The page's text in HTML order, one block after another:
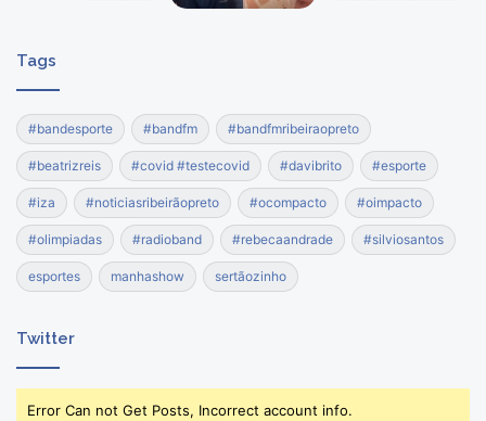
Tags
#bandesporte #bandfm #bandfmribeiraopreto
#beatrizreis #covid #testecovid #davibrito #esporte
#iza #noticiasribeirãopreto #ocompacto #oimpacto
#olimpiadas #radioband #rebecaandrade #silviosantos
esportes manhashow sertãozinho
Twitter
Error Can not Get Posts, Incorrect account info.